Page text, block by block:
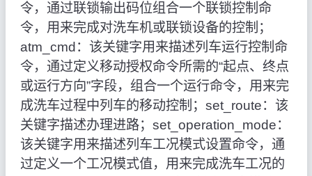
令，通过联锁输出码位组合一个联锁控制命
令，用来完成对洗车机或联锁设备的控制；
atm_cmd：该关键字用来描述列车运行控制命
令，通过定义移动授权命令所需的“起点、终点
或运行方向”字段，组合一个运行命令，用来完
成洗车过程中列车的移动控制；set_route：该
关键字描述办理进路；set_operation_mode：
该关键字用来描述列车工况模式设置命令，通
过定义一个工况模式值，用来完成洗车工况的